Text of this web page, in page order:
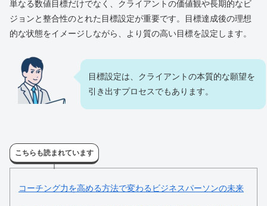
単なる数値目標だけでなく、クライアントの価値観や長期的なビ
ジョンと整合性のとれた目標設定が重要です。目標達成後の理想
的な状態をイメージしながら、より質の高い目標を設定します。
目標設定は、クライアントの本質的な願望を
引き出すプロセスでもあります。
こちらも読まれています
コーチング力を高める方法で変わるビジネスパーソンの未来